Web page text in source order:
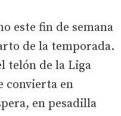
este fin de semana
de la temporada.
telón de la Liga
convierta en
en pesadilla